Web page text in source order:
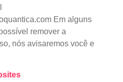
Em alguns
remover a
nós avisaremos você e